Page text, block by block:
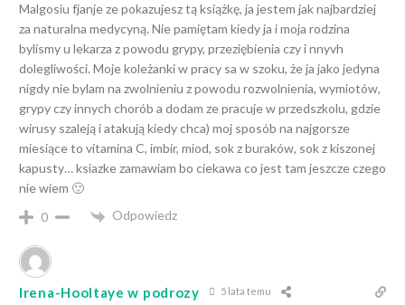
Malgosiu fjanje ze pokazujesz tą książkę, ja jestem jak najbardziej
za naturalna medycyną. Nie pamiętam kiedy ja i moja rodzina
bylismy u lekarza z powodu grypy, przeziębienia czy i nnyvh
dolegliwości. Moje koleżanki w pracy sa w szoku, że ja jako jedyna
nigdy nie bylam na zwolnieniu z powodu rozwolnienia, wymiotów,
grypy czy innych chorób a dodam ze pracuje w przedszkolu, gdzie
wirusy szaleją i atakują kiedy chca) moj sposób na najgorsze
miesiące to vitamina C, imbir, miod, sok z buraków, sok z kiszonej
kapusty… ksiazke zamawiam bo ciekawa co jest tam jeszcze czego
nie wiem 🙂
0
Odpowiedz
Irena-Hooltaye w podrozy 5 lata temu